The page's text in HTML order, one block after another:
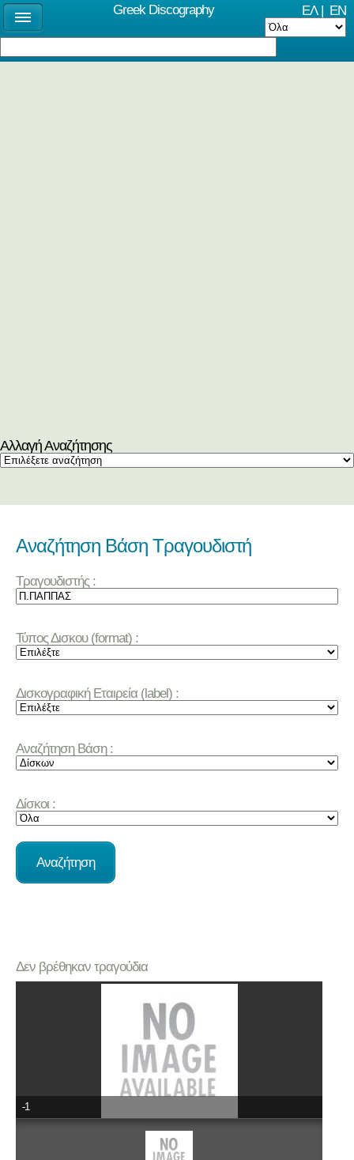
ΕΛ| EN
Αλλαγή Αναζήτησης
Αναζήτηση Βάση Τραγουδιστή
Τραγουδιστής :
Τύπος Δισκου (format) :
Δισκογραφική Εταιρεία (label) :
Αναζήτηση Βάση :
Δίσκοι :
Δεν βρέθηκαν τραγούδια
-1
Greek Discography